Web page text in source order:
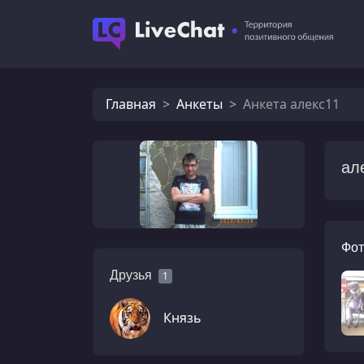
Главная Анкеты Анкета алекс11
Друзья 1
Князь